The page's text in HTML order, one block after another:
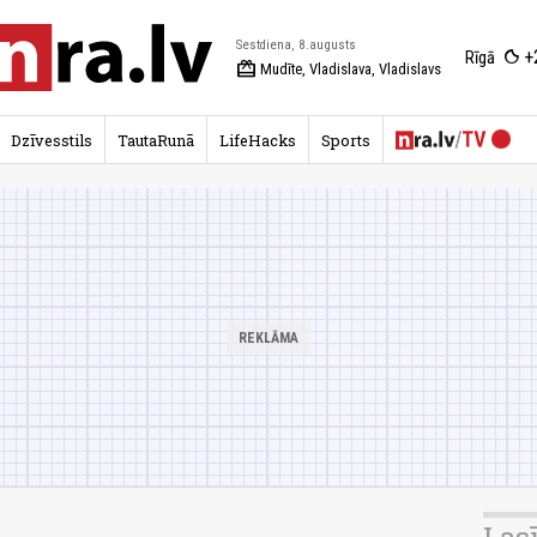
Sestdiena, 8.augusts
redeem Mudīte, Vladislava, Vladislavs
Rīgā
Dzīvesstils TautaRunā LifeHacks Sports